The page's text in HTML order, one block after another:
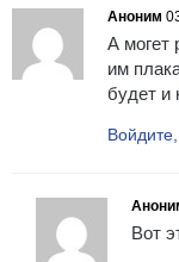
Аноним
А могет
им
будет и
Вот